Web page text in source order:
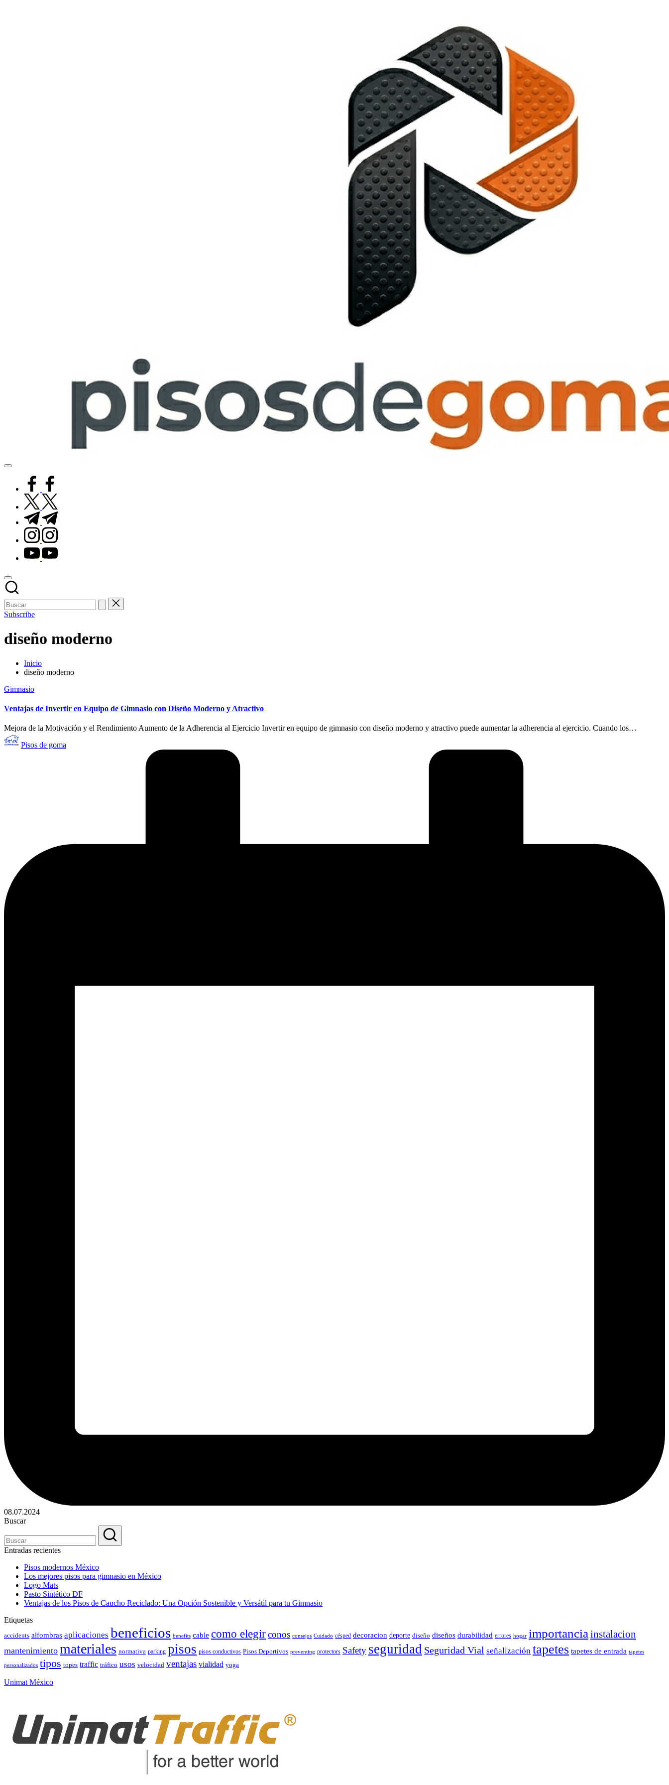
Pisos
facebook.com
twitter.com
t.me
instagram.com
youtube.com
Subscribe
diseño moderno
Inicio
diseño moderno
Publicado
Gimnasio
Ventajas de Invertir en Equipo de Gimnasio con Diseño Moderno y Atractivo
Mejora de la Motivación y el Rendimiento Aumento de la Adherencia al Ejercicio Invertir en equipo de gimnasio con diseño moderno y atractivo puede aumentar la adherencia al ejercicio. Cuando los…
Publicado
por
Pisos de goma
08.07.2024
Buscar
Entradas recientes
Pisos modernos México
Los mejores pisos para gimnasio en México
Logo Mats
Pasto Sintético DF
Ventajas de los Pisos de Caucho Reciclado: Una Opción Sostenible y Versátil para tu Gimnasio
Etiquetas
accidents alfombras aplicaciones beneficios benefits cable como elegirconos consejos Cuidado césped decoracion deporte diseño diseños durabilidad errores hogar importanciainstalacion
mantenimiento materiales normativa parking pisos pisos conductivos Pisos Deportivos preventing protectors Safety seguridad Seguridad Vial señalización tapetes tapetes de entrada tapetes
personalizados tipos topes traffic tráfico usos velocidad ventajas vialidad yoga
Unimat México